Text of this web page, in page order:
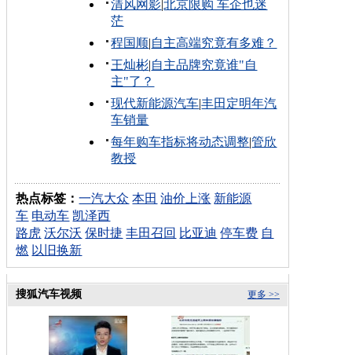
清风网影|北京限购 车企也迷
茫
程国顺|自主高端究竟有多难？
王灿彬|自主品牌究竟谁"自
主"了？
现代新能源汽车|丰田定明年汽
车销量
每年购车指标将动态调整|管欣
教授
热点标签：一汽大众 本田 油价上涨 新能源
车 电动车 凯泽西
路虎 沃尔沃 保时捷 丰田召回 比亚迪 停车费 自
燃 以旧换新
更多 >>
搜狐汽车视频